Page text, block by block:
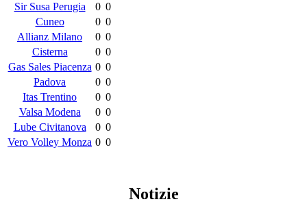
Sir Susa Perugia
0 0
Cuneo
0 0
Allianz Milano
0 0
Cisterna
0 0
Gas Sales Piacenza 0 0
Padova
0 0
Itas Trentino
0 0
Valsa Modena
0 0
Lube Civitanova
0 0
Vero Volley Monza 0 0
Notizie